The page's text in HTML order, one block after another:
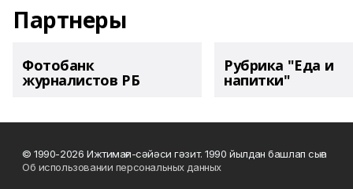
Партнеры
Фотобанк
журналистов РБ
Рубрика "Еда и
напитки"
© 1990-2026 Ижтимағи-сәйәси гәзит. 1990 йылдан башлап сыға
Об использовании персональных данных